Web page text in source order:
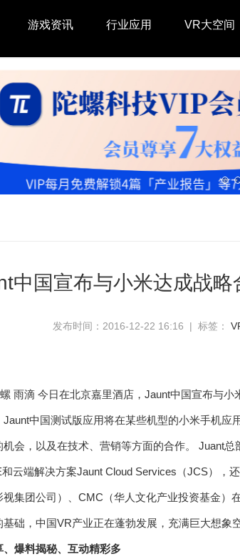
游戏资讯 行业应用 VR大空间
中国宣布与小米达成战
发布时间：2016-12-22 16:16 | 标签：
雨滴 今日在北京嘉里酒店，Jaunt中国宣布与小
Jaunt中国测试版应用将在某些机型的小米手机
机会，以及在技术、营销等方面的合作。 Juant
云端解决方案Jaunt Cloud Services（JCS），
视集团公司）、CMC（华人文化产业投资基金）
础，中国VR产业正在蓬勃发展，充满巨大想象
、爆料揭秘、互动精彩多